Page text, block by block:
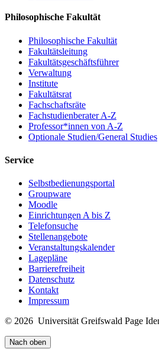
Philosophische Fakultät
Philosophische Fakultät
Fakultätsleitung
Fakultätsgeschäftsführer
Verwaltung
Institute
Fakultätsrat
Fachschaftsräte
Fachstudienberater A-Z
Professor*innen von A-Z
Optionale Studien/General Studies
Service
Selbstbedienungsportal
Groupware
Moodle
Einrichtungen A bis Z
Telefonsuche
Stellenangebote
Veranstaltungskalender
Lagepläne
Barrierefreiheit
Datenschutz
Kontakt
Impressum
© 2026 Universität Greifswald Page
Nach oben